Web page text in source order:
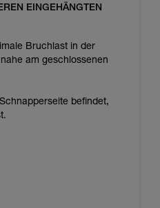
EINGEHÄNGTEN
Bruchlast in der
am geschlossenen
befindet,